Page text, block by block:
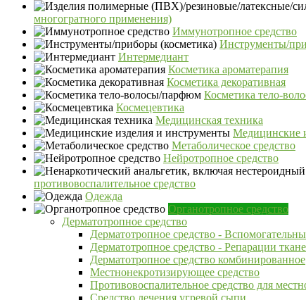
многогратного применения)
Иммунотропное средство
Инструменты/
Интермедиант
Косметика ароматерапия
Косметика декоративная
Косметика тело-
Космецевтика
Медицинская техника
Медицинские
Метаболическое средство
Нейротропное средство
противовоспалительное средство
Одежда
Органотропное средство
Дерматотропное средство
Дерматотропное средство -
Дерматотропное средство - Репарации
Дерматотропное средство комбинированное
Местнонекротизирующее средство
Противовоспалительное средство для
Средство лечения угревой сыпи